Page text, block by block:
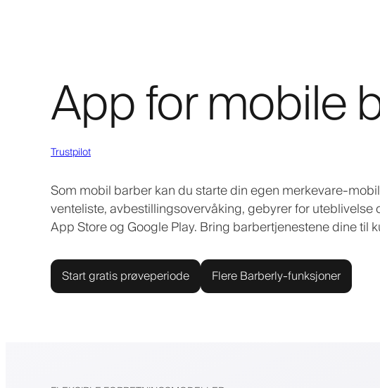
App for mobile
Trustpilot
Som mobil barber kan du starte din egen merkevare-
venteliste, avbestillingsovervåking, gebyrer for
App Store og Google Play. Bring barbertjenestene dine til
Start gratis prøveperiode Flere Barberly-funksjoner